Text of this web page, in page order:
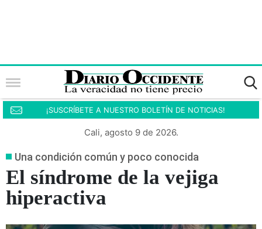
¡SUSCRÍBETE A NUESTRO BOLETÍN DE NOTICIAS!
Cali, agosto 9 de 2026.
Una condición común y poco conocida
El síndrome de la vejiga
hiperactiva